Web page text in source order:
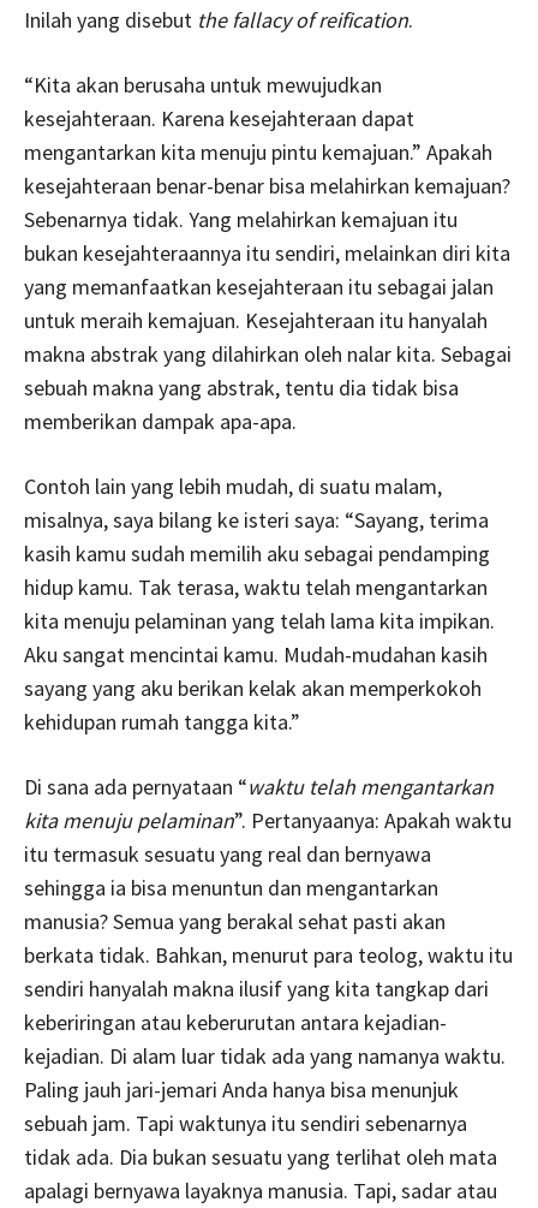
Inilah yang disebut the fallacy of reification.
“Kita akan berusaha untuk mewujudkan
kesejahteraan. Karena kesejahteraan dapat
mengantarkan kita menuju pintu kemajuan.” Apakah
kesejahteraan benar-benar bisa melahirkan kemajuan?
Sebenarnya tidak. Yang melahirkan kemajuan itu
bukan kesejahteraannya itu sendiri, melainkan diri kita
yang memanfaatkan kesejahteraan itu sebagai jalan
untuk meraih kemajuan. Kesejahteraan itu hanyalah
makna abstrak yang dilahirkan oleh nalar kita. Sebagai
sebuah makna yang abstrak, tentu dia tidak bisa
memberikan dampak apa-apa.
Contoh lain yang lebih mudah, di suatu malam,
misalnya, saya bilang ke isteri saya: “Sayang, terima
kasih kamu sudah memilih aku sebagai pendamping
hidup kamu. Tak terasa, waktu telah mengantarkan
kita menuju pelaminan yang telah lama kita impikan.
Aku sangat mencintai kamu. Mudah-mudahan kasih
sayang yang aku berikan kelak akan memperkokoh
kehidupan rumah tangga kita.”
Di sana ada pernyataan “waktu telah mengantarkan
kita menuju pelaminan”. Pertanyaanya: Apakah waktu
itu termasuk sesuatu yang real dan bernyawa
sehingga ia bisa menuntun dan mengantarkan
manusia? Semua yang berakal sehat pasti akan
berkata tidak. Bahkan, menurut para teolog, waktu itu
sendiri hanyalah makna ilusif yang kita tangkap dari
keberiringan atau keberurutan antara kejadian-
kejadian. Di alam luar tidak ada yang namanya waktu.
Paling jauh jari-jemari Anda hanya bisa menunjuk
sebuah jam. Tapi waktunya itu sendiri sebenarnya
tidak ada. Dia bukan sesuatu yang terlihat oleh mata
apalagi bernyawa layaknya manusia. Tapi, sadar atau